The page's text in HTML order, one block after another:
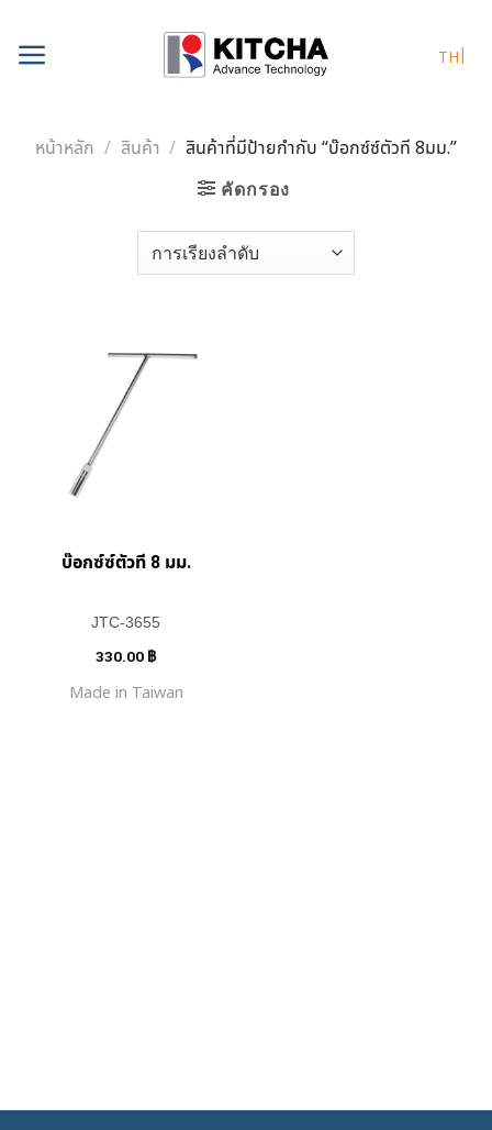
content
TH
หน้าหลัก / สินค้า / สินค้าที่มีป้ายกำกับ “บ๊อกซ์ซ์ตัวที 8มม.”
คัดกรอง
บ๊อกซ์ซ์ตัวที 8 มม.
JTC-3655
330.00 ฿
Made in Taiwan